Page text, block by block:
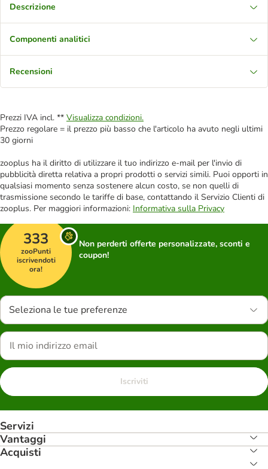
Descrizione
Componenti analitici
Recensioni
Prezzi IVA incl. ** Visualizza condizioni.
Prezzo regolare = il prezzo più basso che l'articolo ha avuto negli ultimi
30 giorni
zooplus ha il diritto di utilizzare il tuo indirizzo e-mail per l'invio di
pubblicità diretta relativa a propri prodotti o servizi simili. Puoi opporti in
qualsiasi momento senza sostenere alcun costo, se non quelli di
trasmissione secondo le tariffe di base, contattando il Servizio Clienti di
zooplus. Per maggiori informazioni: Informativa sulla Privacy
333
zooPunti
iscrivendoti
ora!
Non perderti offerte personalizzate, sconti e
coupon!
Seleziona le tue preferenze
Iscriviti
Servizi
Vantaggi
Acquisti